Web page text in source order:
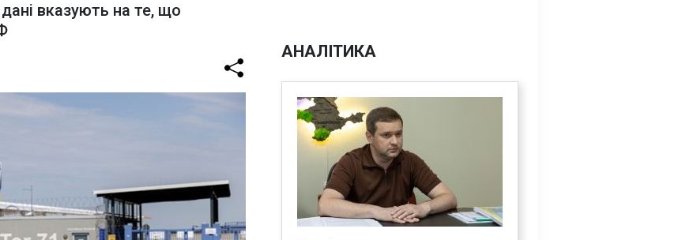
вказують на те, що
АНАЛІТИКА